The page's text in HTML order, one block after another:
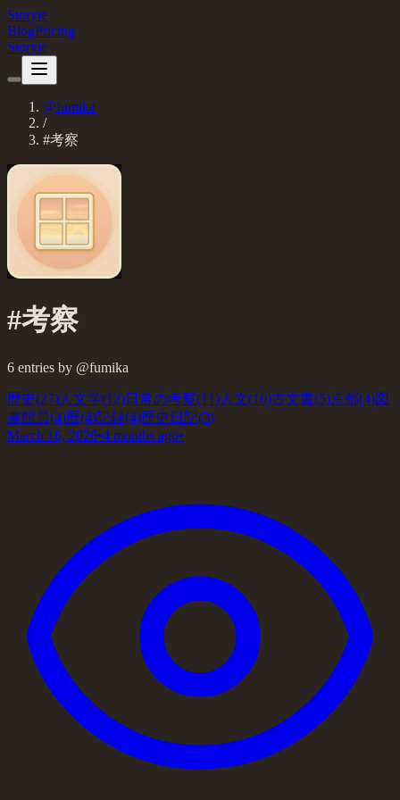
Storyie
BlogPricing
Storyie
@fumika
/
#考察
#考察
6 entries by @fumika
歴史(27) 人文学(12)日常の考察(11) 人文(10)古文書(5)京都(4)図
書館員(4)暦(4)記録(4)歴史日記(3)
March 16, 2026•4 months ago•